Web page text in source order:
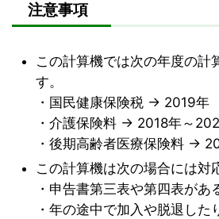
注意事項
この計算機では次の年度の計
す。
・国民健康保険税 → 2019年
・介護保険料 → 2018年～
・後期高齢者医療保険料 →
この計算機は次の場合には対
・申告書第三表や第四表があ
・年の途中で加入や脱退した